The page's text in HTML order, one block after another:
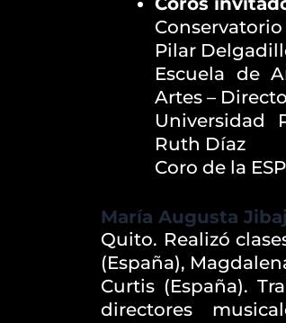
Pilar
Escuela de
Artes –
Universidad
Ruth Díaz
Coro de la
María Augusta
Quito. Realizó
(España),
Curtis (España).
directores